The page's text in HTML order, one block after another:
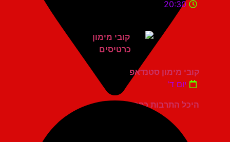
היכל התרבות כפר סבא
20:30
קובי מימון סטנדאפ
יום ד'